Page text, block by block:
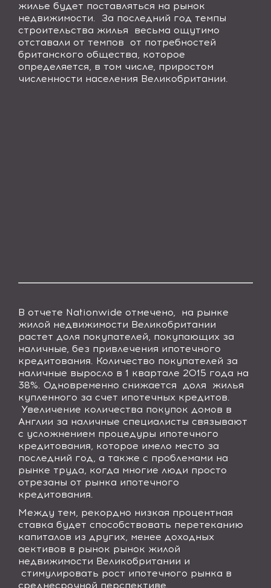
жилье будет поставляться на рынок
недвижимости.
За последний год темпы
строительства жилья
весьма ощутимо
отставали от темпов
от потребностей
британского общества, которое
определяется, в том числе, приростом
численности населения Великобритании.
В отчете Nationwide отмечено,
на рынке
жилой недвижимости Великобритании
растет доля покупателей, покупающих за
наличные, без привлечения ипотечного
кредитования. Количество покупателей за
наличные выросло в 1 квартале 2015 года на
38%. Одновременно снижается доля
жилья
купленного за счет ипотечных кредитов.
Увеличение количества покупок домов в
Англии за наличные специалисты связывают
с усложнением процедуры ипотечного
кредитования, которое имело место за
последний год, а также с проблемами на
рынке труда, когда многие люди просто
отрезаны от рынка ипотечного
кредитования.
Между тем, рекордно низкая процентная
ставка будет способствовать перетеканию
капиталов из других, менее доходных
аективов в рынок рынок жилой
недвижимости Великобритании и
стимулировать рост ипотечного рынка в
среднесрочной перспективе.